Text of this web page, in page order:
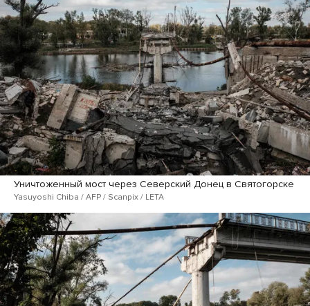
Уничтоженный мост через Северский Донец в Святогорске
Yasuyoshi Chiba / AFP / Scanpix / LETA